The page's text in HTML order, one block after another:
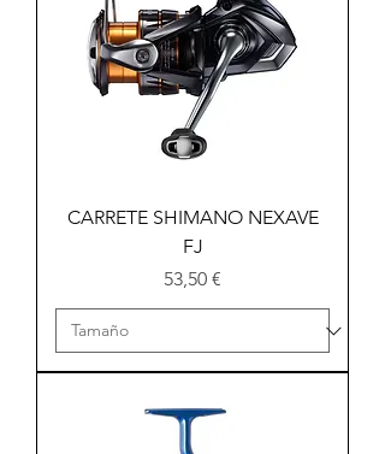
CARRETE SHIMANO NEXAVE
FJ
Precio
53,50 €